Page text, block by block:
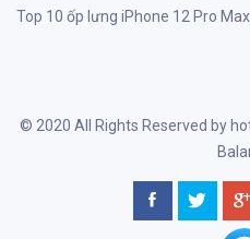
Top 10 ốp lưng iPhone 12 Pro Max
© 2020 All Rights Reserved by